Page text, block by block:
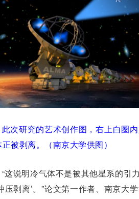
此次研究的艺术创作图，右上白圈
被剥离。（南京大学供图）
“这说明冷气体不是被其他星系的
压剥离’。”论文第一作者、南京